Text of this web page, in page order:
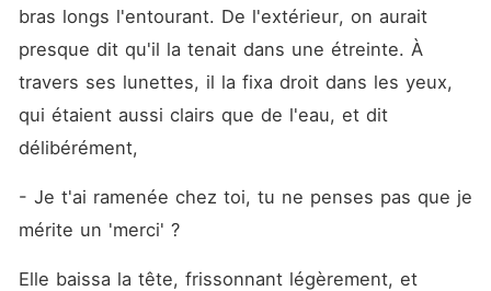
bras longs l'entourant. De l'extérieur, on aurait
presque dit qu'il la tenait dans une étreinte. À
travers ses lunettes, il la fixa droit dans les yeux,
qui étaient aussi clairs que de l'eau, et dit
délibérément,
- Je t'ai ramenée chez toi, tu ne penses pas que je
mérite un 'merci' ?
Elle baissa la tête, frissonnant légèrement, et